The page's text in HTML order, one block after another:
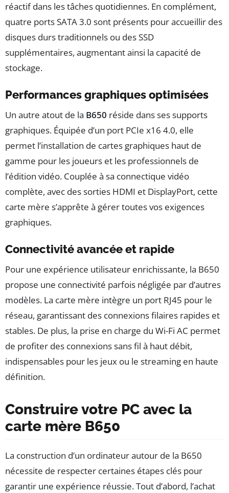
réactif dans les tâches quotidiennes. En complément,
quatre ports SATA 3.0 sont présents pour accueillir des
disques durs traditionnels ou des SSD
supplémentaires, augmentant ainsi la capacité de
stockage.
Performances graphiques optimisées
Un autre atout de la B650 réside dans ses supports
graphiques. Équipée d’un port PCIe x16 4.0, elle
permet l’installation de cartes graphiques haut de
gamme pour les joueurs et les professionnels de
l’édition vidéo. Couplée à sa connectique vidéo
complète, avec des sorties HDMI et DisplayPort, cette
carte mère s’apprête à gérer toutes vos exigences
graphiques.
Connectivité avancée et rapide
Pour une expérience utilisateur enrichissante, la B650
propose une connectivité parfois négligée par d’autres
modèles. La carte mère intègre un port RJ45 pour le
réseau, garantissant des connexions filaires rapides et
stables. De plus, la prise en charge du Wi-Fi AC permet
de profiter des connexions sans fil à haut débit,
indispensables pour les jeux ou le streaming en haute
définition.
Construire votre PC avec la
carte mère B650
La construction d’un ordinateur autour de la B650
nécessite de respecter certaines étapes clés pour
garantir une expérience réussie. Tout d’abord, l’achat